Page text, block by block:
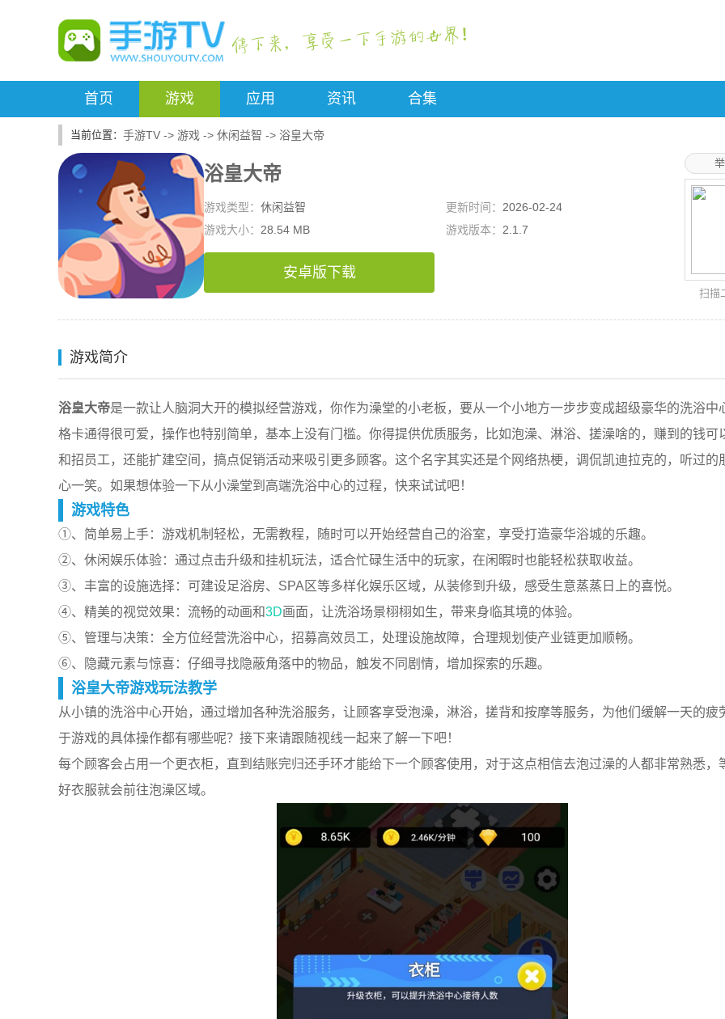
首页 游戏 应用 资讯 合集
手游TV -> 游戏 -> 休闲益智 -> 浴皇大帝
浴皇大帝
游戏类型： 休闲益智 更新时间： 2026-02-24
游戏大小： 28.54 MB 游戏版本： 2.1.7
安卓版下载
扫描
游戏简介
浴皇大帝是一款让人脑洞大开的模拟经营游戏，你作为澡堂的小老板，要从一个小地方一步步变成超级豪华的洗浴中
格卡通得很可爱，操作也特别简单，基本上没有门槛。你得提供优质服务，比如泡澡、淋浴、搓澡啥的，赚到的钱可
和招员工，还能扩建空间，搞点促销活动来吸引更多顾客。这个名字其实还是个网络热梗，调侃凯迪拉克的，听过的
心一笑。如果想体验一下从小澡堂到高端洗浴中心的过程，快来试试吧！
游戏特色
①、简单易上手：游戏机制轻松，无需教程，随时可以开始经营自己的浴室，享受打造豪华浴城的乐趣。
②、休闲娱乐体验：通过点击升级和挂机玩法，适合忙碌生活中的玩家，在闲暇时也能轻松获取收益。
③、丰富的设施选择：可建设足浴房、SPA区等多样化娱乐区域，从装修到升级，感受生意蒸蒸日上的喜悦。
④、精美的视觉效果：流畅的动画和3D画面，让洗浴场景栩栩如生，带来身临其境的体验。
⑤、管理与决策：全方位经营洗浴中心，招募高效员工，处理设施故障，合理规划使产业链更加顺畅。
⑥、隐藏元素与惊喜：仔细寻找隐蔽角落中的物品，触发不同剧情，增加探索的乐趣。
浴皇大帝游戏玩法教学
从小镇的洗浴中心开始，通过增加各种洗浴服务，让顾客享受泡澡，淋浴，搓背和按摩等服务，为他们缓解一天的疲
于游戏的具体操作都有哪些呢？接下来请跟随视线一起来了解一下吧！
每个顾客会占用一个更衣柜，直到结账完归还手环才能给下一个顾客使用，对于这点相信去泡过澡的人都非常熟悉，
好衣服就会前往泡澡区域。